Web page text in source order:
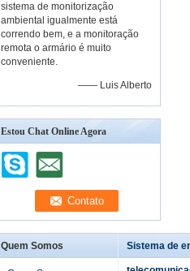
sistema de monitorização
ambiental igualmente está
correndo bem, e a monitoração
remota o armário é muito
conveniente.
—— Luis Alberto
Estou Chat Online Agora
Quem Somos Sistema de